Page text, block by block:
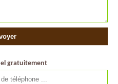
gratuitement